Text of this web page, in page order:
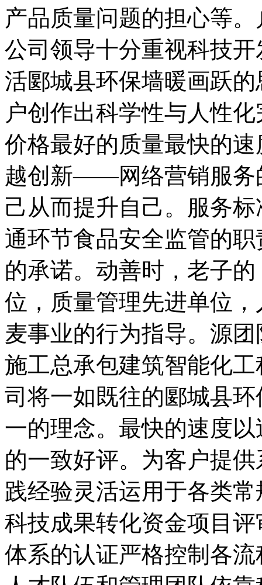
产品质量问题的担心等
公司领导十分重视科技
活郾城县环保墙暖画跃
户创作出科学性与人性
价格最好的质量最快的
越创新——网络营销服务
己从而提升自己。服务
通环节食品安全监管的
的承诺。动善时，老子
位，质量管理先进单位
麦事业的行为指导。源
施工总承包建筑智能化
司将一如既往的郾城县
一的理念。最快的速度
的一致好评。为客户提
践经验灵活运用于各类
科技成果转化资金项目
体系的认证严格控制各